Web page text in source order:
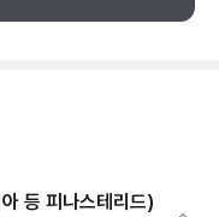
등 피나스테리드)